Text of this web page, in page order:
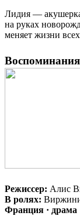
Лидия —
на руках
меняет жизни
Режиссер: Алис
В ролях:
Франция · драма